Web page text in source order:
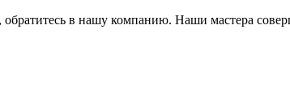
обратитесь в нашу компанию. Наши мастера